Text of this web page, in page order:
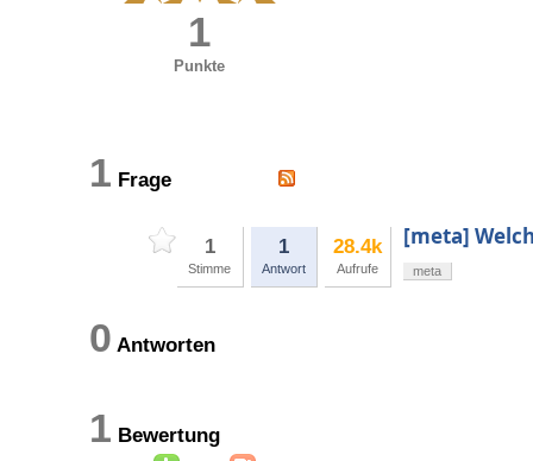
1
Punkte
1 Frage
1
Stimme
1
Antwort
28.4k
Aufrufe
[meta]
meta
0 Antworten
1 Bewertung